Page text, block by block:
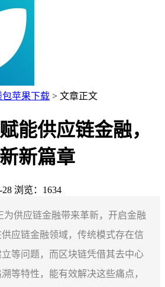
包苹果下载 > 文章正文
能供应链金融，
新篇章
28 浏览：1634
为供应链金融带来革新，开启金融
应链金融领域，传统模式存在信
等问题，而区块链凭借其去中心
等特性，能有效解决这些痛点，